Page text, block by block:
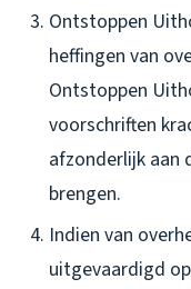
Ontstoppen
heffingen van
Ontstoppen
voorschriften
afzonderlijk aan
brengen.
Indien van
uitgevaardigd